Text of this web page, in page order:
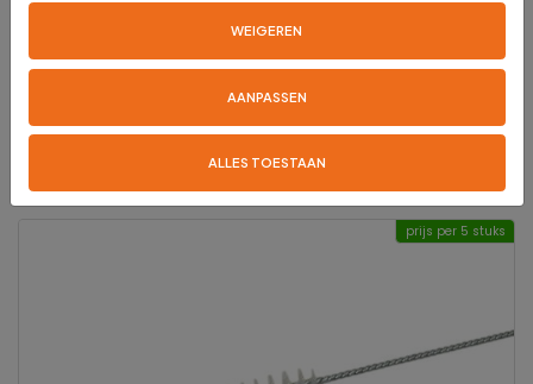
Gerelateerde producten
prijs per 5 stuks
WEIGEREN
AANPASSEN
ALLES TOESTAAN